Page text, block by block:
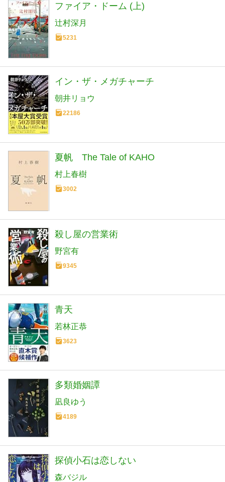
ファイア・ドーム (上)
辻村深月
5231
イン・ザ・メガチャーチ
朝井リョウ
22186
夏帆 The Tale of KAHO
村上春樹
3002
殺し屋の営業術
野宮有
9345
青天
若林正恭
3623
多類婚姻譚
凪良ゆう
4189
探偵小石は恋しない
森バジル